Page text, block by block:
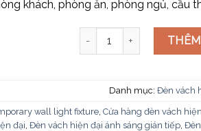
khách, phòng ăn, phòng ngủ, cầu
Đèn vách hiện đại VK145
Danh mục: Đèn vách
wall light fixture, Cửa hàng đèn vách
đại Đèn vách hiện đại ánh sáng gián tiếp